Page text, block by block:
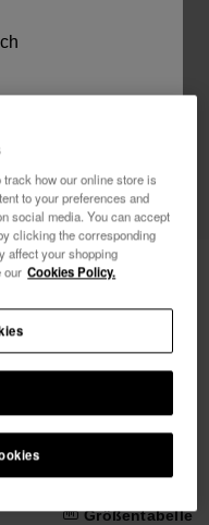
Größentabelle
Rabatt
how our online store is
to your preferences and
social media. You can accept
clicking the corresponding
affect your shopping
our Cookies Policy.